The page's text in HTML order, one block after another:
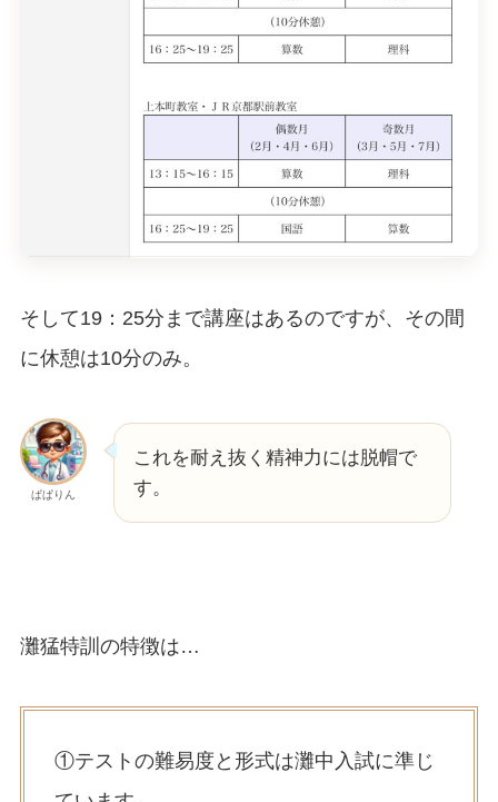
そして19：25分まで講座はあるのですが、その間
に休憩は10分のみ。
ぱぱりん
これを耐え抜く精神力には脱帽で
す。
灘猛特訓の特徴は…
①テストの難易度と形式は灘中入試に準じ